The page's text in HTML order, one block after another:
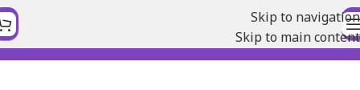
Skip to navigation
Skip to main contentالرئيسية